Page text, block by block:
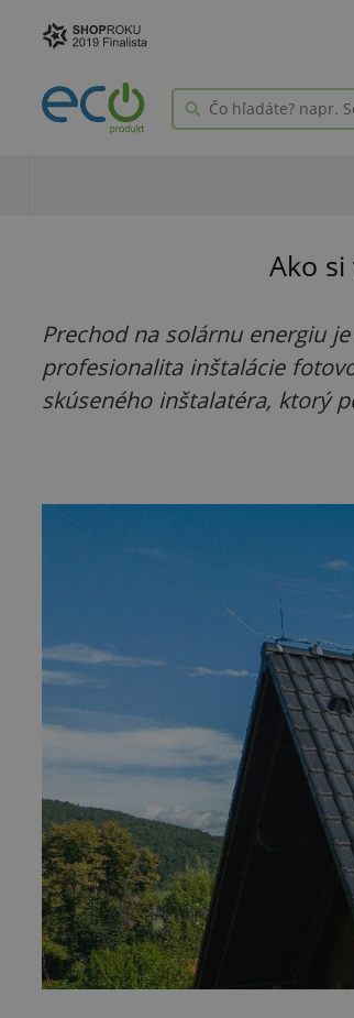
Ako
Prechod na solárnu energiu
profesionalita inštalácie
skúseného inštalatéra, ktorý